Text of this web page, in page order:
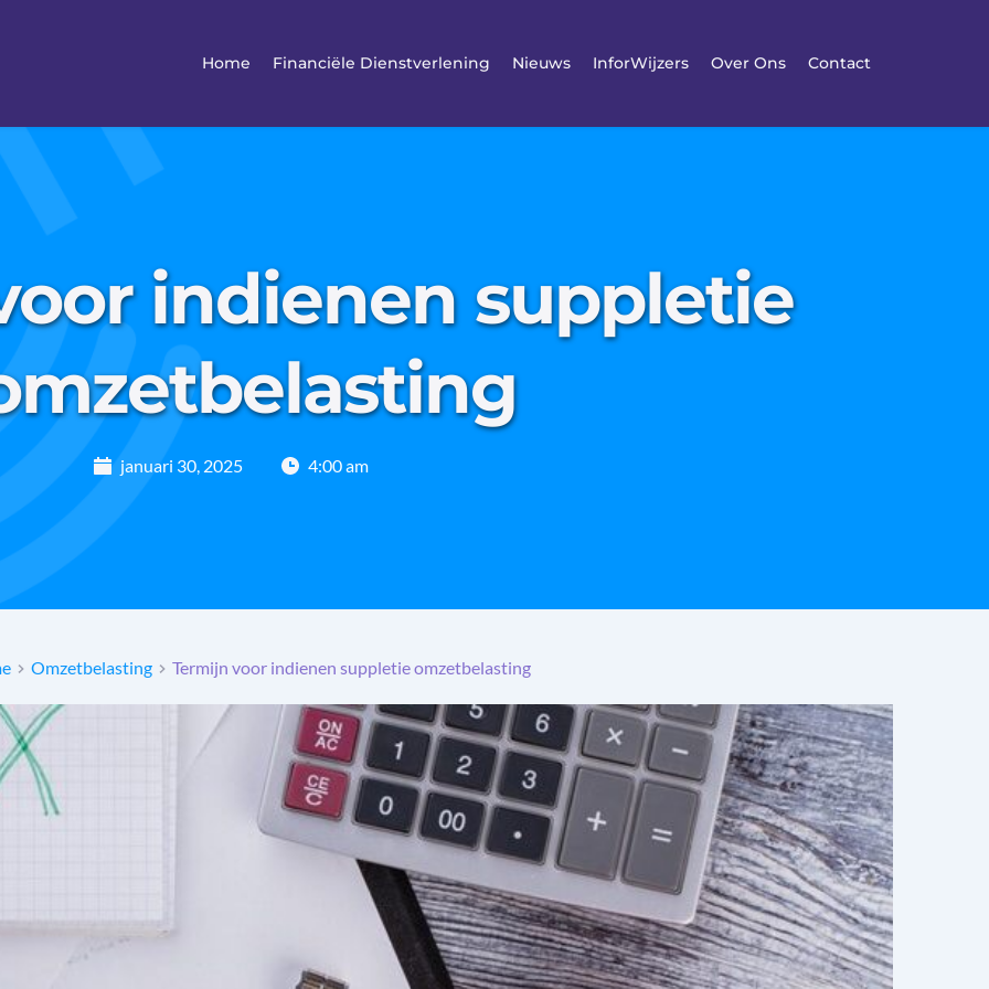
Home Financiële Dienstverlening Nieuws InforWijzers Over Ons Contact
indienen suppletie
januari 30, 2025 4:00 am
Omzetbelasting Termijn voor indienen suppletie omzetbelasting